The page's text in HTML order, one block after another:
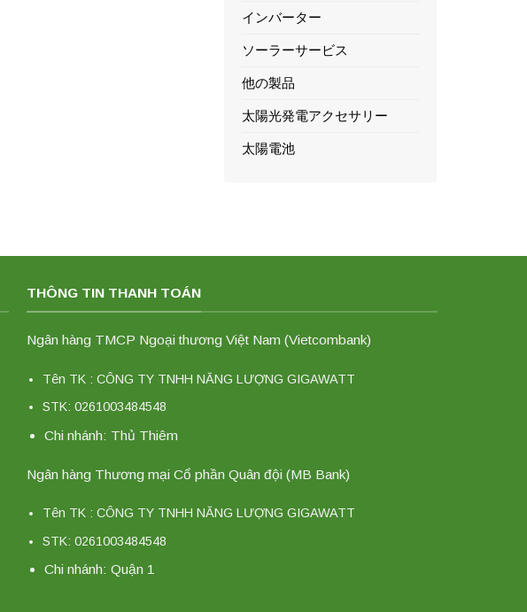
インバーター
ソーラーサービス
他の製品
太陽光発電アクセサリー
太陽電池
THÔNG TIN THANH TOÁN
Ngân hàng TMCP Ngoại thương Việt Nam (Vietcombank)
Tên TK : CÔNG TY TNHH NĂNG LƯỢNG GIGAWATT
STK: 0261003484548
Chi nhánh: Thủ Thiêm
Ngân hàng Thương mại Cổ phần Quân đội (MB Bank)
Tên TK : CÔNG TY TNHH NĂNG LƯỢNG GIGAWATT
STK: 0261003484548
Chi nhánh: Quận 1